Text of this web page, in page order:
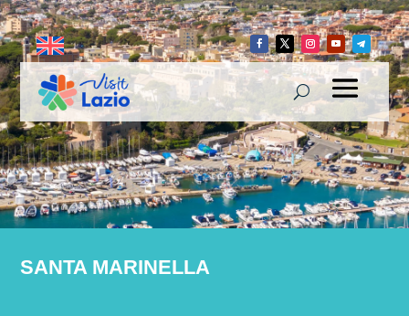
SANTA MARINELLA